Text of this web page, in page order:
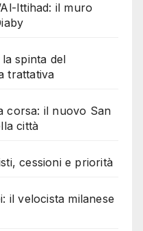
Ittihad: il muro
spinta del
trattativa
corsa: il nuovo San
città
cessioni e priorità
il velocista milanese